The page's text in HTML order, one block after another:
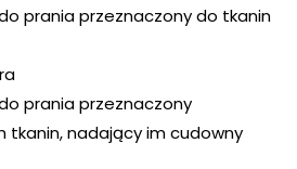
prania przeznaczony do tkanin
prania przeznaczony
tkanin, nadający im cudowny